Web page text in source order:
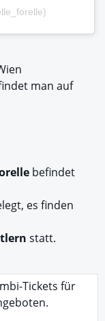
man auf
befindet
es finden
statt.
Tickets für